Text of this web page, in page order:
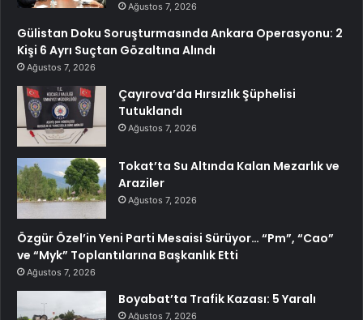
Ağustos 7, 2026
Gülistan Doku Soruşturmasında Ankara Operasyonu: 2
Kişi 6 Ayrı Suçtan Gözaltına Alındı
Ağustos 7, 2026
Çayırova’da Hırsızlık Şüphelisi
Tutuklandı
Ağustos 7, 2026
Tokat’ta Su Altında Kalan Mezarlık ve
Araziler
Ağustos 7, 2026
Özgür Özel’in Yeni Parti Mesaisi Sürüyor… “Pm”, “Cao”
ve “Myk” Toplantılarına Başkanlık Etti
Ağustos 7, 2026
Boyabat’ta Trafik Kazası: 5 Yaralı
Ağustos 7, 2026